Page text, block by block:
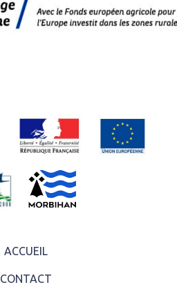
ACCUEIL
CONTACT